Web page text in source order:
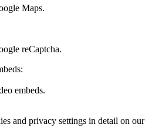
Maps.
reCaptcha.
embeds.
and privacy settings in detail on our